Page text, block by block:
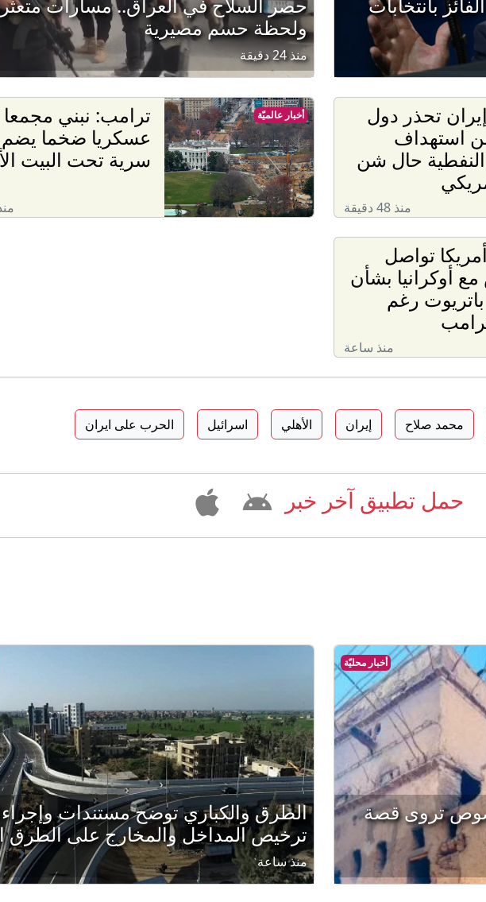
ولحظة حسم مصيرية
منذ 24 دقيقة
تحذر دول
استهداف
النفطية حال شن
منذ 48 دقيقة
ترامب: نبني مجمعا
عسكريا ضخما
سرية تحت البيت
منذ 49
أخبار عالميّة
تواصل
أوكرانيا بشأن
رغم
منذ ساعة
محمد صلاح إيران الأهلي اسرائيل الحرب على ايران
حمل تطبيق آخر خبر
أخبار محليّة
صوص تروى قصة
الطرق والكباري توضح مستندات
ترخيص المداخل والمخارج على الطرق
منذ ساعة